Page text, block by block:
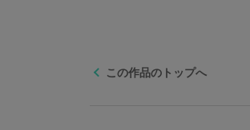
この作品のトップへ